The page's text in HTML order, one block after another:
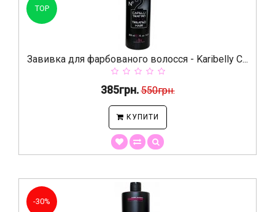
TOP
Завивка для фарбованого волосся - Karibelly C...
385грн. 550грн.
КУПИТИ
-30%